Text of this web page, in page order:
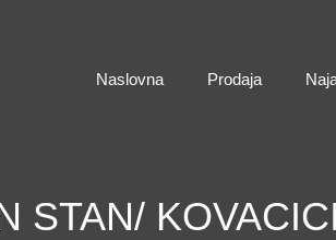
Naslovna Prodaja
STAN/